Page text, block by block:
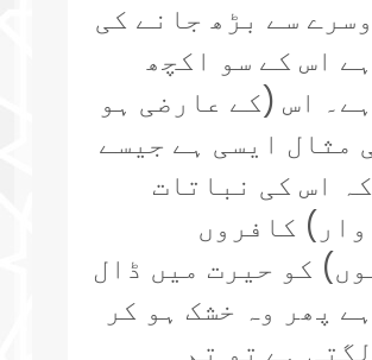
سے بڑھ جانے کی
اس کے سو اکچھ
اس (کے عارضی ہو
مثال ایسی ہے جیسے
اس کی نباتات
کافروں
کو حیرت میں ڈال
پھر وہ خشک ہو کر
ہے تو تم